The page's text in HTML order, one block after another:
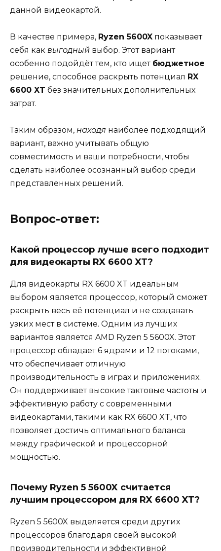
данной видеокартой.
В качестве примера, Ryzen 5600X показывает
себя как выгодный выбор. Этот вариант
особенно подойдёт тем, кто ищет бюджетное
решение, способное раскрыть потенциал RX
6600 XT без значительных дополнительных
затрат.
Таким образом, находя наиболее подходящий
вариант, важно учитывать общую
совместимость и ваши потребности, чтобы
сделать наиболее осознанный выбор среди
представленных решений.
Вопрос-ответ:
Какой процессор лучше всего подходит
для видеокарты RX 6600 XT?
Для видеокарты RX 6600 XT идеальным
выбором является процессор, который сможет
раскрыть весь её потенциал и не создавать
узких мест в системе. Одним из лучших
вариантов является AMD Ryzen 5 5600X. Этот
процессор обладает 6 ядрами и 12 потоками,
что обеспечивает отличную
производительность в играх и приложениях.
Он поддерживает высокие тактовые частоты и
эффективную работу с современными
видеокартами, такими как RX 6600 XT, что
позволяет достичь оптимального баланса
между графической и процессорной
мощностью.
Почему Ryzen 5 5600X считается
лучшим процессором для RX 6600 XT?
Ryzen 5 5600X выделяется среди других
процессоров благодаря своей высокой
производительности и эффективной